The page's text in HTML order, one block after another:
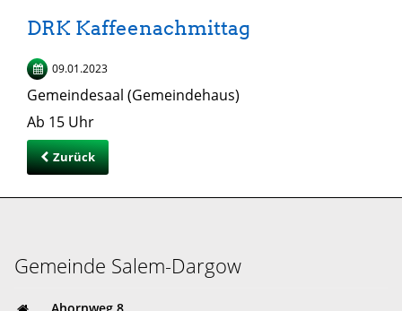
DRK Kaffeenachmittag
09.01.2023
Gemeindesaal (Gemeindehaus)
Ab 15 Uhr
Zurück
Gemeinde Salem-Dargow